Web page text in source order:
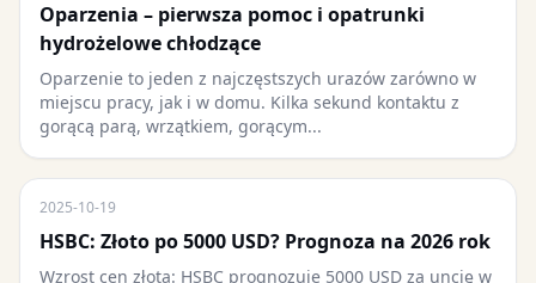
Oparzenia – pierwsza pomoc i opatrunki
hydrożelowe chłodzące
Oparzenie to jeden z najczęstszych urazów zarówno w
miejscu pracy, jak i w domu. Kilka sekund kontaktu z
gorącą parą, wrzątkiem, gorącym...
2025-10-19
HSBC: Złoto po 5000 USD? Prognoza na 2026 rok
Wzrost cen złota: HSBC prognozuje 5000 USD za uncję w